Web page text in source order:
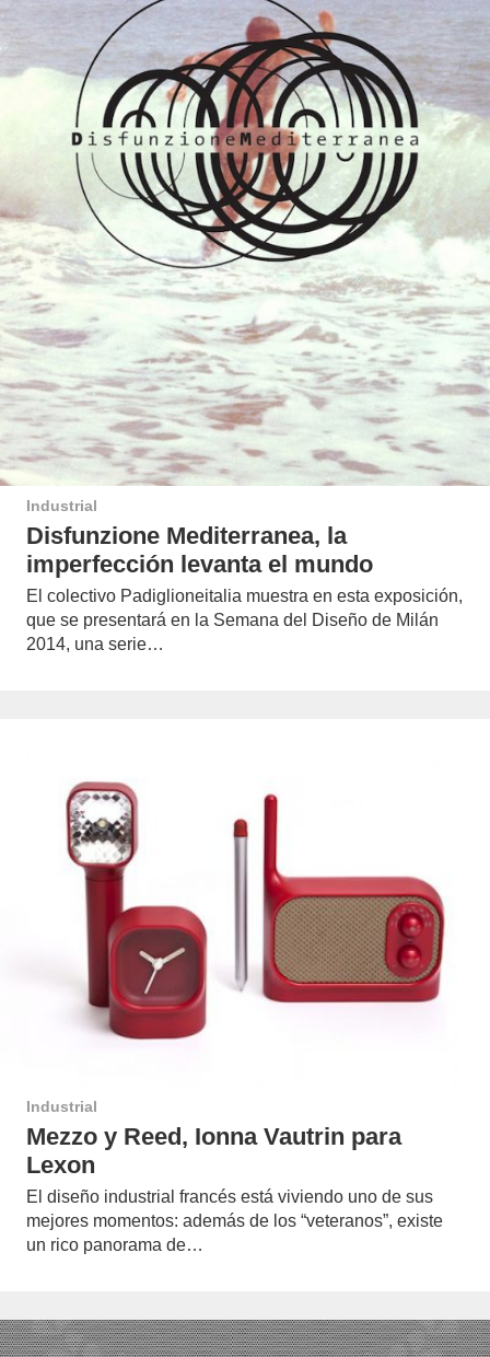
Industrial
Disfunzione Mediterranea, la
imperfección levanta el mundo
El colectivo Padiglioneitalia muestra en esta exposición,
que se presentará en la Semana del Diseño de Milán
2014, una serie…
Industrial
Mezzo y Reed, Ionna Vautrin para
Lexon
El diseño industrial francés está viviendo uno de sus
mejores momentos: además de los “veteranos”, existe
un rico panorama de…